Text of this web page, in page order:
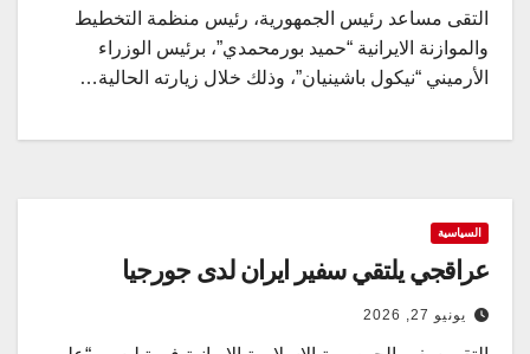
التقى مساعد رئيس الجمهورية، رئيس منظمة التخطيط
والموازنة الايرانية “حميد بورمحمدي”، برئيس الوزراء
الأرميني “نيكول باشينيان”، وذلك خلال زيارته الحالية…
السياسية
عراقجي يلتقي سفير ايران لدى جورجيا
يونيو 27, 2026